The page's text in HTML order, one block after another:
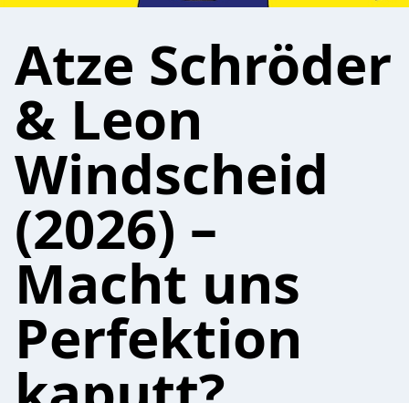
Atze Schröder
& Leon
Windscheid
(2026) –
Macht uns
Perfektion